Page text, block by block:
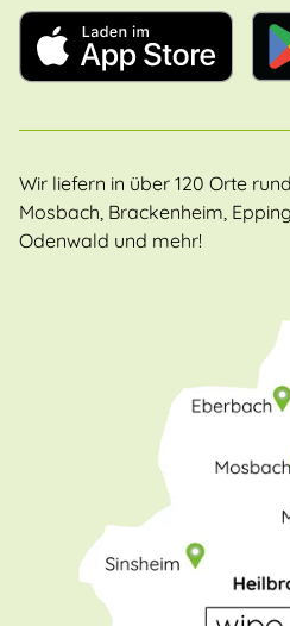
Wir liefern in über 120 Orte
Mosbach, Brackenheim,
Odenwald und mehr!